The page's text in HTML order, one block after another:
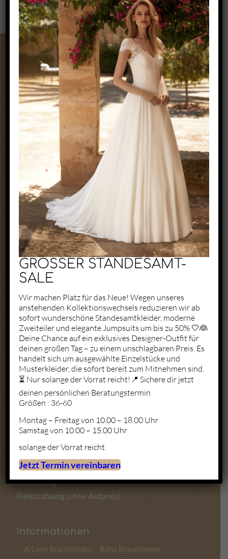
öffnen.
Exclusive by Perry
Zaunäckerstraße 22/2
71083 Herrenberg
+49 1523 6721684
kontakt@perry-exclusive.de
Unsere Öffungszeiten
ganz individuell nach vorherigerTerminabsprache
Mo. – Fr.: 10:00 – 19:00
Sa.: 10:00 – 18:00
So.: Geschlossen
Zahlungsmöglichkeiten
Sofortüberweisung
Barzahlung
Ratenzahlung (ohne Aufpreis)
Informationen
A-Linie Brautkleider
Boho Brautkleider
GROSSER STANDESAMT-
SALE
Wir machen Platz für das Neue! Wegen unseres
anstehenden Kollektionswechsels reduzieren wir ab
sofort wunderschöne Standesamtkleider, moderne
Zweiteiler und elegante Jumpsuits um bis zu 50% 🤍👰
Deine Chance auf ein exklusives Designer-Outfit für
deinen großen Tag – zu einem unschlagbaren Preis. Es
handelt sich um ausgewählte Einzelstücke und
Musterkleider, die sofort bereit zum Mitnehmen sind.
⏳ Nur solange der Vorrat reicht!📍 Sichere dir jetzt
deinen persönlichen Beratungstermin
Größen : 36-60
Montag – Freitag von 10.00 – 18.00 Uhr
Samstag von 10.00 – 15.00 Uhr
solange der Vorrat reicht.
Jetzt Termin vereinbaren